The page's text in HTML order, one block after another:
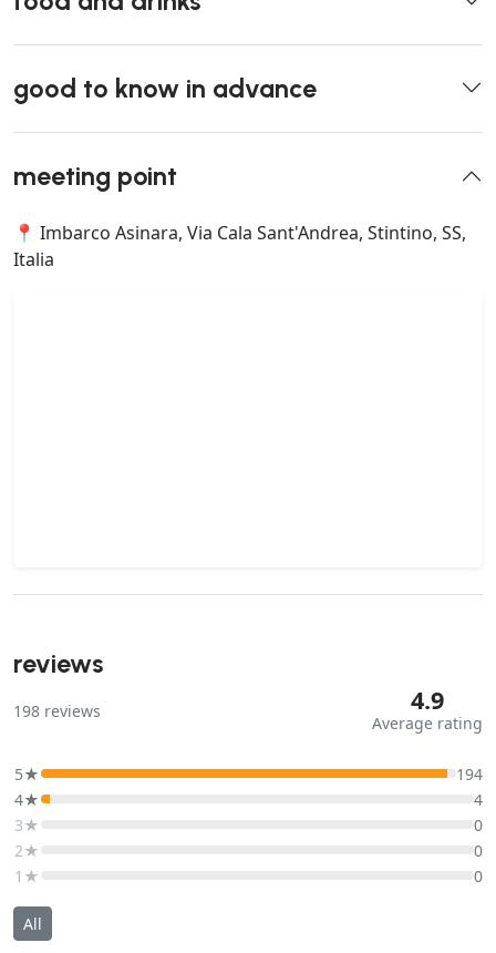
good to know in advance
meeting point
📍 Imbarco Asinara, Via Cala Sant'Andrea, Stintino, SS,
Italia
reviews
198 reviews 4.9
Average rating
5★
194
4★
4
3★
0
2★
0
1★
0
All